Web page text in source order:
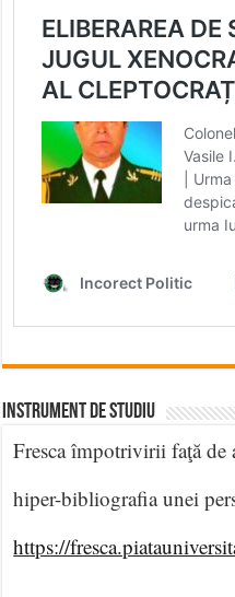
INSTRUMENT DE STUDIU
Fresca împotrivirii faţă de
hiper-bibliografia unei
https://